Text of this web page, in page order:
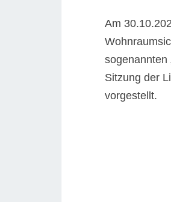
Am
sogenannten
Sitzung der
vorgestellt.